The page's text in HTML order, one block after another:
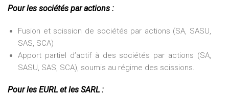
Pour les sociétés par actions :
Fusion et scission de sociétés par actions (SA, SASU,
SAS, SCA)
Apport partiel d’actif à des sociétés par actions (SA,
SASU, SAS, SCA), soumis au régime des scissions.
Pour les EURL et les SARL :